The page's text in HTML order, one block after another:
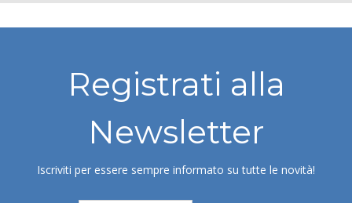
Registrati alla
Newsletter
Iscriviti per essere sempre informato su tutte le novità!